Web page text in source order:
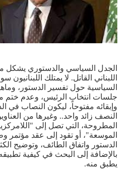
الجدل السياسي والدستوري يشكل
اللبناني القاتل. لا يمتلك
السياسية حول تفسير الدستور،
جلسات انتخاب الرئيس، وعدم ختم
وإبقائه مفتوحاً، ليكون النصاب في
النصف زائد واحد.. وغيرها من
المطروحة، التي تصل إلى "اللامركزية
الموسعة"، أو تقود إلى عقد مؤتمر
الدستور واتفاق الطائف، وتوضيح
بالإضافة إلى البحث في كيفية
يطبق منه.